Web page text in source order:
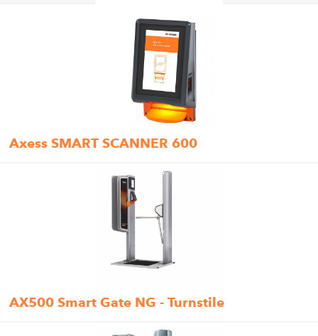
Axess SMART SCANNER 600
AX500 Smart Gate NG - Turnstile